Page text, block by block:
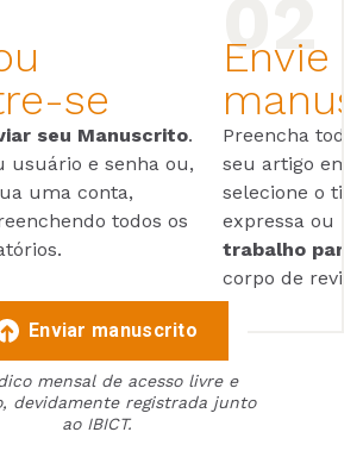
se
seu Manuscrito.
usuário e senha ou,
uma conta,
todos os
Envie
Preencha
seu artigo em
selecione o
expressa ou
trabalho para
corpo de
Enviar manuscrito
mensal de acesso livre e
devidamente registrada junto
ao IBICT.